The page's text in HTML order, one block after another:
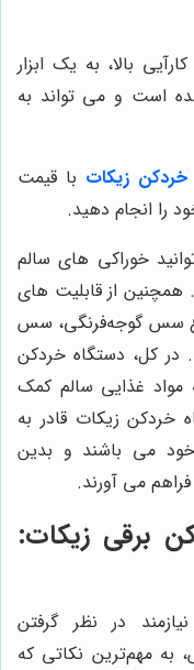
بالا، به یک ابزار
است و می تواند به
خردکن زیکات با قیمت
را انجام دهید.
خوراکی های سالم
همچنین از قابلیت های
سس گوجه‌فرنگی، سس
در کل، دستگاه خردکن
مواد غذایی سالم کمک
خردکن زیکات قادر به
می باشند و بدین
فراهم می آورند.
برقی زیکات:
در نظر گرفتن
به مهم‌ترین نکاتی که